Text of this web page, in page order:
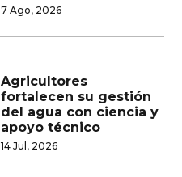
7 Ago, 2026
Agricultores
fortalecen su gestión
del agua con ciencia y
apoyo técnico
14 Jul, 2026